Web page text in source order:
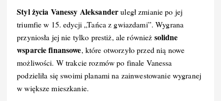
Styl życia Vanessy Aleksanderuległ zmianie po jej
triumfie w 15. edycji „Tańca z gwiazdami”. Wygrana
przyniosła jej nie tylko prestiż, ale również solidne
wsparcie finansowe, które otworzyło przed nią nowe
możliwości. W trakcie rozmów po finale Vanessa
podzieliła się swoimi planami na zainwestowanie wygranej
w większe mieszkanie.